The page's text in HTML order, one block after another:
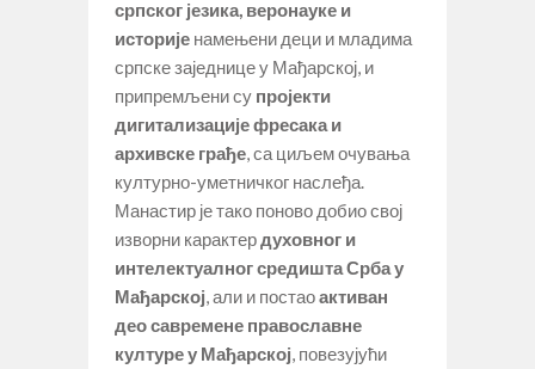
српског језика, веронауке и
историје намењени деци и младима
српске заједнице у Мађарској, и
припремљени су пројекти
дигитализације фресака и
архивске грађе , са циљем очувања
културно-уметничког наслеђа.
Манастир је тако поново добио свој
изворни карактер духовног и
интелектуалног средишта Срба у
Мађарској , али и постаоактиван
део савремене православне
културе у Мађарској , повезујући